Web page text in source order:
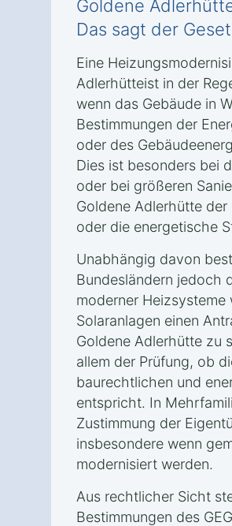
Goldene
Das sagt der
Eine
Adlerhütteist in der
wenn das Gebäude in
Bestimmungen der
oder des
Dies ist besonders bei
oder bei größeren
Goldene Adlerhütte
oder die energetische
Unabhängig davon
Bundesländern jedoch
moderner Heizsysteme
Solaranlagen einen
Goldene Adlerhütte zu
allem der Prüfung, ob
baurechtlichen und
entspricht. In
Zustimmung der
insbesondere wenn
modernisiert werden.
Aus rechtlicher Sicht
Bestimmungen des